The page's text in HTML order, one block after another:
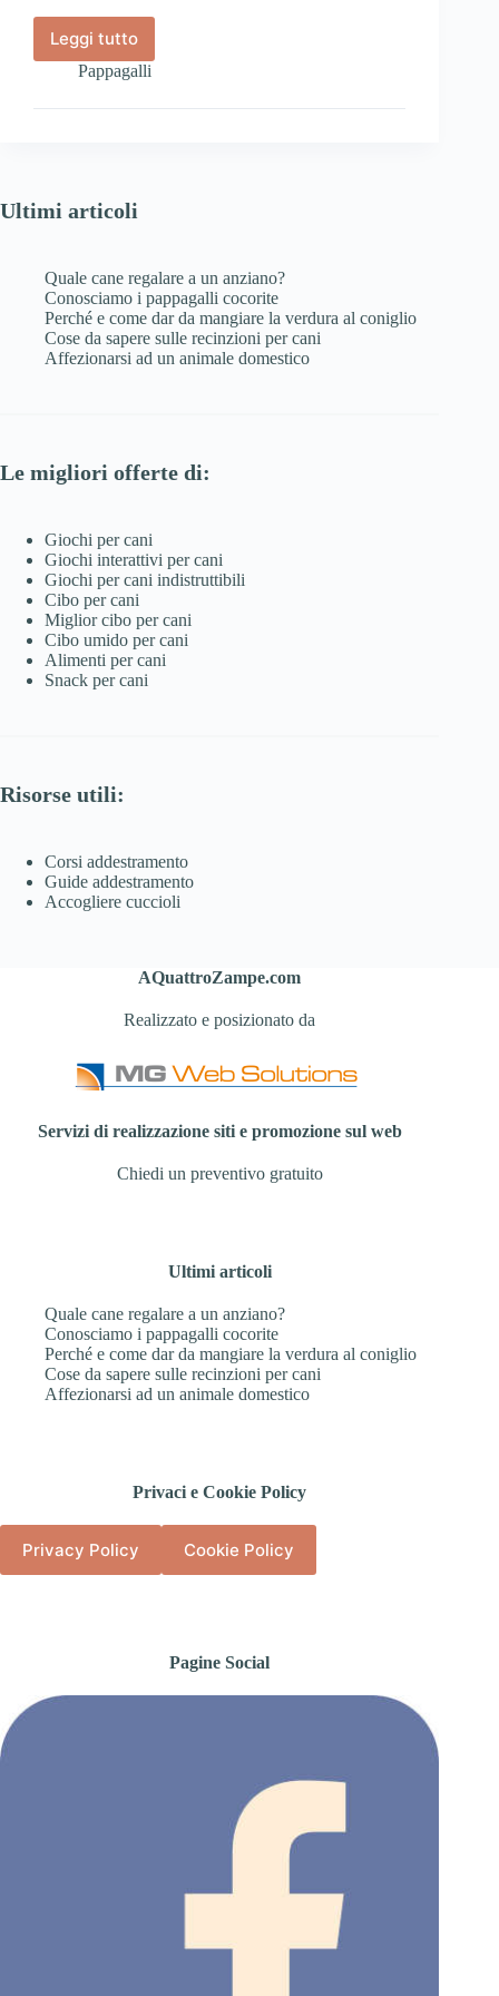
Leggi tutto
pappagalli
Pappagalli
Ultimi articoli
Quale cane regalare a un anziano?
Conosciamo i pappagalli cocorite
Perché e come dar da mangiare la verdura al coniglio
Cose da sapere sulle recinzioni per cani
Affezionarsi ad un animale domestico
Le migliori offerte di:
Giochi per cani
Giochi interattivi per cani
Giochi per cani indistruttibili
Cibo per cani
Miglior cibo per cani
Cibo umido per cani
Alimenti per cani
Snack per cani
Risorse utili:
Corsi addestramento
Guide addestramento
Accogliere cuccioli
AQuattroZampe.com
Realizzato e posizionato da
Servizi di realizzazione siti e promozione sul web
Chiedi un preventivo gratuito
Ultimi articoli
Quale cane regalare a un anziano?
Conosciamo i pappagalli cocorite
Perché e come dar da mangiare la verdura al coniglio
Cose da sapere sulle recinzioni per cani
Affezionarsi ad un animale domestico
Privaci e Cookie Policy
Privacy Policy Cookie Policy
Pagine Social